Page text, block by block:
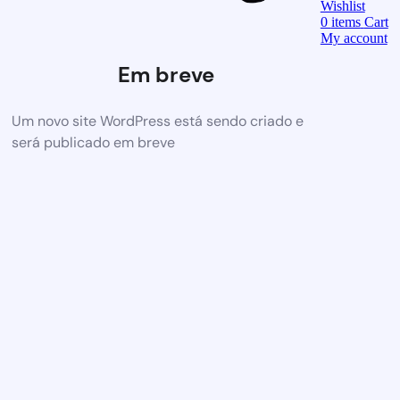
Em breve
Um novo site WordPress está sendo criado e
será publicado em breve
Wishlist
0 items Cart
My account